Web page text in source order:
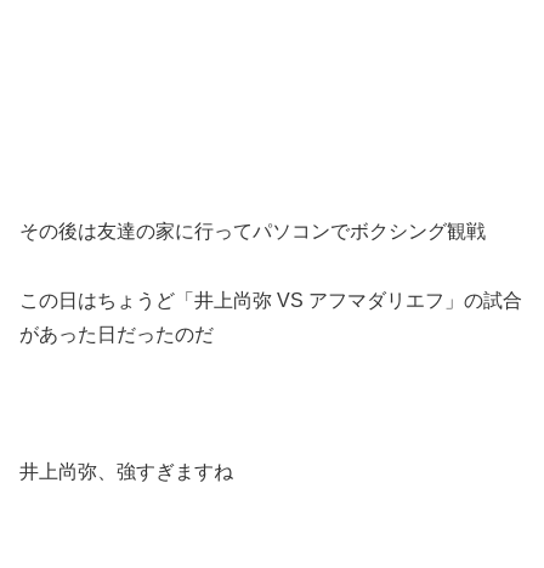
その後は友達の家に行ってパソコンでボクシング観戦
この日はちょうど「井上尚弥 VS アフマダリエフ」の試合
があった日だったのだ
井上尚弥、強すぎますね